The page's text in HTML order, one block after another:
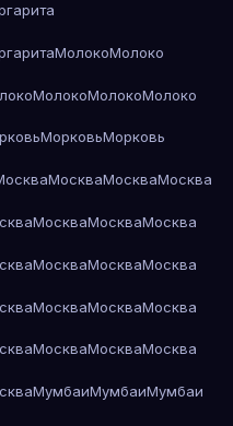
МолокоМолоко
МолокоМолокоМолоко
МорковьМорковь
МоскваМоскваМосква
МоскваМоскваМосква
МоскваМоскваМосква
МоскваМоскваМосква
МоскваМоскваМосква
МумбаиМумбаиМумбаи